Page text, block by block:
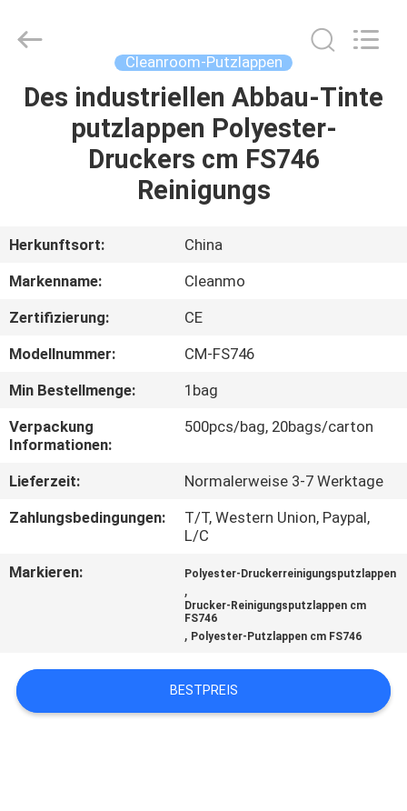
HAUS
PRODUKTE
UNS
AUSFLUG
QUALITÄTSKONTROLLE
TRETEN
SIE
MIT
IN
NACHRICHTEN
FORDERN
Reserved.
Cleanroom-Putzlappen
Des industriellen Abbau-Tinte
putzlappen Polyester-
Druckers cm FS746
Reinigungs
Herkunftsort:
China
Markenname:
Cleanmo
Zertifizierung:
CE
Modellnummer:
CM-FS746
Min Bestellmenge:
1bag
Verpackung
Informationen:
500pcs/bag, 20bags/carton
Lieferzeit:
Normalerweise 3-7 Werktage
Zahlungsbedingungen:
T/T, Western Union, Paypal,
L/C
Markieren:
Polyester-Druckerreinigungsputzlappen
,
Drucker-Reinigungsputzlappen cm
FS746
, Polyester-Putzlappen cm FS746
BESTPREIS